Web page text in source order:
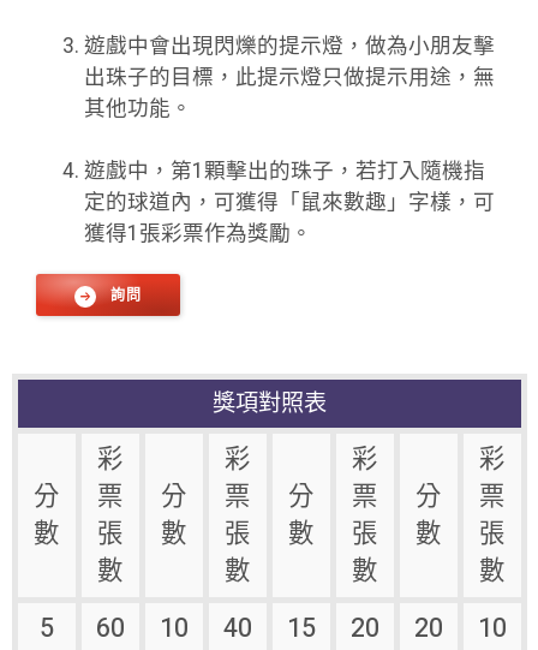
遊戲中會出現閃爍的提示燈，做為小朋友擊
出珠子的目標，此提示燈只做提示用途，無
其他功能。
遊戲中，第1顆擊出的珠子，若打入隨機指
定的球道內，可獲得「鼠來數趣」字樣，可
獲得1張彩票作為獎勵。
詢問
獎項對照表
分
數
彩
票
張
數
分
數
彩
票
張
數
分
數
彩
票
張
數
分
數
彩
票
張
數
5
60
10
40
15
20
20
10